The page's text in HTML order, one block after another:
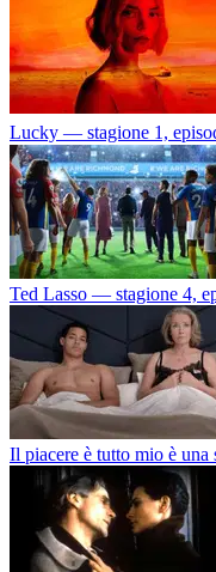
Lucky — stagione 1,
Ted Lasso — stagione 4,
Il piacere è tutto mio è una